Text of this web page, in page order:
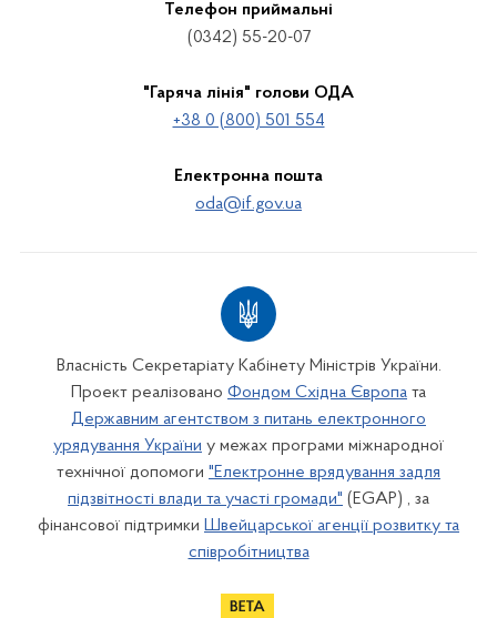
Телефон приймальні
(0342) 55-20-07
"Гаряча лінія" голови ОДА
+38 0 (800) 501 554
Електронна пошта
oda@if.gov.ua
Власність Секретаріату Кабінету Міністрів України.
Проект реалізовано Фондом Східна Європа та
Державним агентством з питань електронного
урядування України у межах програми міжнародної
технічної допомоги "Електронне врядування задля
підзвітності влади та участі громади" (EGAP) , за
фінансової підтримки Швейцарської агенції розвитку та
співробітництва